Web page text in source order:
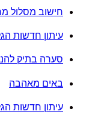
חישוב מסלול
עיתון חדשות
סערה בתיק
באים מאהבה
עיתון חדשות